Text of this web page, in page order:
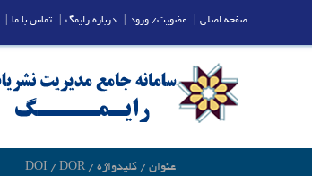
عنوان / کلیدواژه / DOI / DOR
صفحه اصلی عضویت/ ورود درباره رایمگ تماس با ما